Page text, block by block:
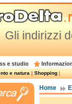
Gli indirizzi
e studio
e natura|Shopping|
Home